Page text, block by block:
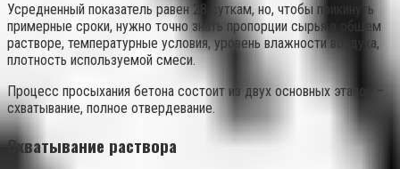
Усредненный показатель равен 28 суткам, но, чтобы прикинуть
примерные сроки, нужно точно знать пропорции сырья в общем
растворе, температурные условия, уровень влажности воздуха,
плотность используемой смеси.
Процесс просыхания бетона состоит из двух основных этапов –
схватывание, полное отвердевание.
Схватывание раствора